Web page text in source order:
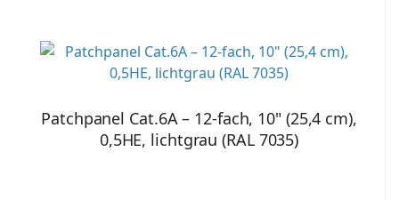
Patchpanel Cat.6A – 12-fach, 10" (25,4 cm),
0,5HE, lichtgrau (RAL 7035)